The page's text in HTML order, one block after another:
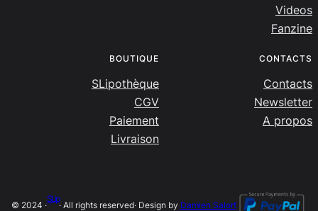
Videos
Fanzine
BOUTIQUE
SLipothèque
CGV
Paiement
Livraison
CONTACTS
Contacts
Newsletter
A propos
© 2024 ·
SLip
· All rights reserved· Design by Damien Salort